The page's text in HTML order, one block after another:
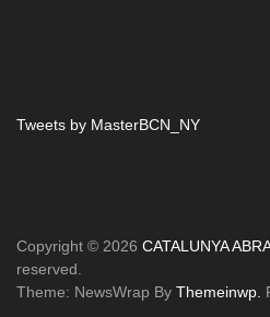
Tweets by MasterBCN_NY
Copyright © 2026 CATALUNYA
reserved.
Theme: NewsWrap By Themeinwp.